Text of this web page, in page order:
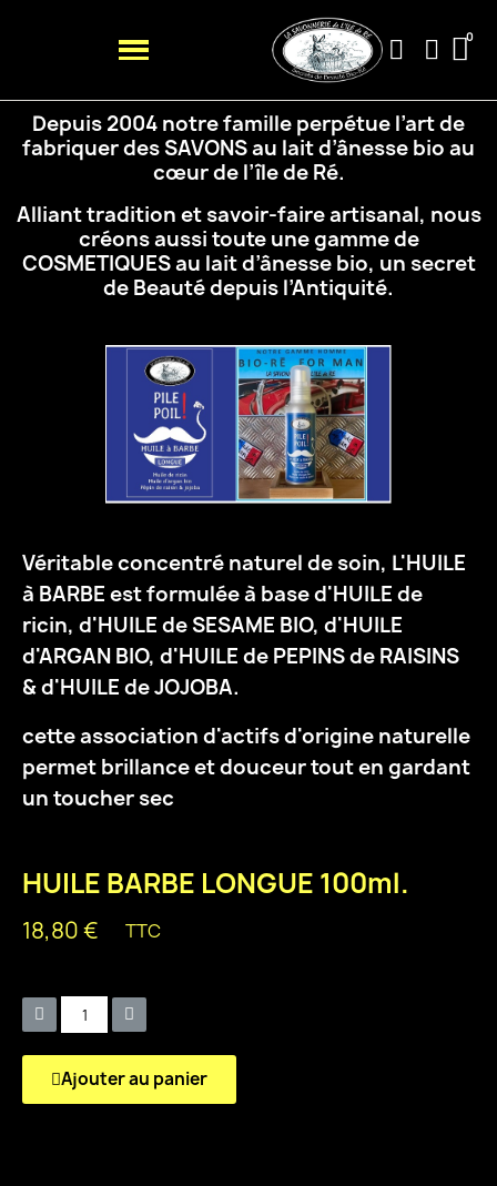
Depuis 2004 notre famille perpétue l’art de
fabriquer des SAVONS au lait d’ânesse bio au
cœur de l’île de Ré.
Alliant tradition et savoir-faire artisanal, nous
créons aussi toute une gamme de
COSMETIQUES au lait d’ânesse bio, un secret
de Beauté depuis l’Antiquité.
Véritable concentré naturel de soin, L'HUILE
à BARBE est formulée à base d'HUILE de
ricin, d'HUILE de SESAME BIO, d'HUILE
d'ARGAN BIO, d'HUILE de PEPINS de RAISINS
& d'HUILE de JOJOBA.
cette association d'actifs d'origine naturelle
permet brillance et douceur tout en gardant
un toucher sec
HUILE BARBE LONGUE 100ml.
18,80 € TTC
Ajouter au panier